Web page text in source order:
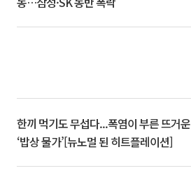
한끼 먹기도 무섭다...폭염이 부른 뜨거운
‘밥상 물가’[뉴노멀 된 히트플레이션]